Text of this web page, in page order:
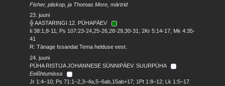
Fisher, piiskop, ja Thomas More, märtrid
23. juuni
╬ AASTARINGI 12. PÜHAPÄEV
Ii 38:1,8-11; Ps 107:23-24,25-26,28-29,30-31; 2Kr 5:14-17; Mk 4:35-
41
R: Tänage Issandat Tema helduse eest.
24. juuni
PÜHA RISTIJA JOHANNESE SÜNNIPÄEV. SUURPÜHA
Eelõhtumissa
Jr 1:4–10; Ps 71:1–2,3–4a,5–6ab,15ab+17; 1Pt 1:8–12; Lk 1:5–17